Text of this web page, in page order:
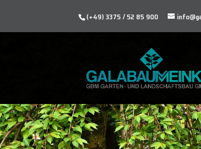
(+49) 3375 / 52 85 900